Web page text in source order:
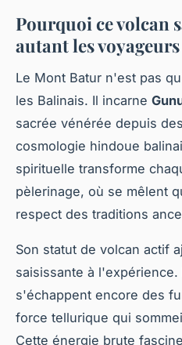
Pourquoi ce volcan
autant les voyageurs
Le Mont Batur n'est pas
les Balinais. Il incarne
sacrée vénérée depuis
cosmologie hindoue
spirituelle transforme
pèlerinage, où se mêlent
respect des traditions
Son statut de volcan actif
saisissante à
s'échappent encore des
force tellurique qui
Cette énergie brute